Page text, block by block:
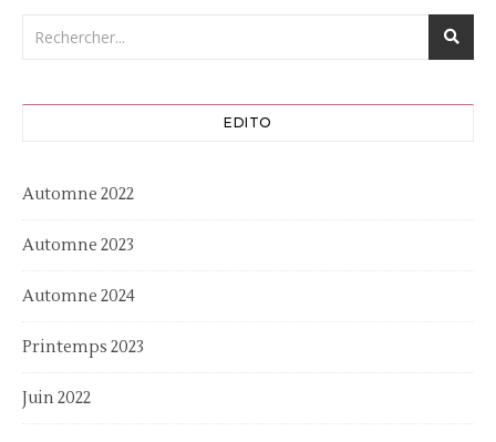
EDITO
Automne 2022
Automne 2023
Automne 2024
Printemps 2023
Juin 2022